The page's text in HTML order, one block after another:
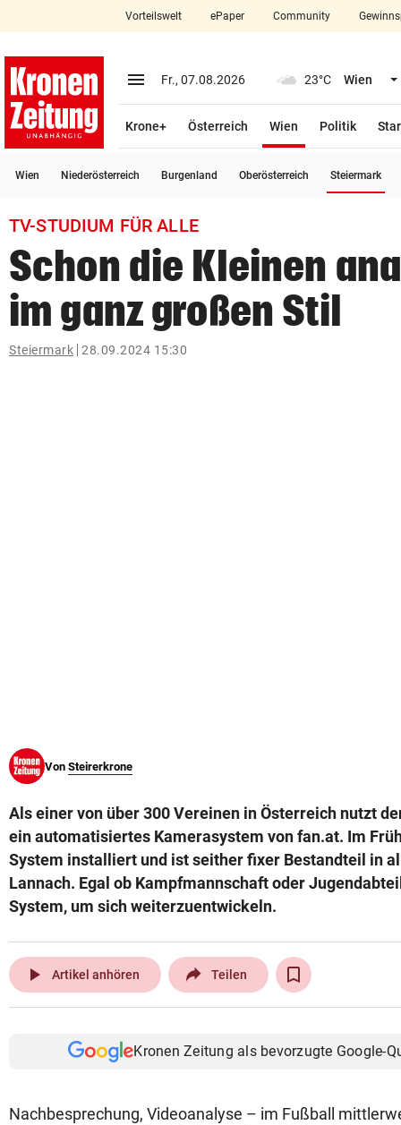
closeSchließen
account_circle Anmelden
arrow_right
Bundesland
search
Suchbegriff
eingeben
Vorteilswelt ePaper Community
menu Menü aufklappen
Fr., 07.08.2026 23°C Wien
Krone+ Österreich Wien
Politik
Wien Niederösterreich Burgenland Oberösterreich Steiermark
TV-STUDIUM FÜR ALLE
Schon die Kleinen
im ganz großen Stil
Steiermark 28.09.2024 15:30
Von Steirerkrone
Als einer von über 300 Vereinen in Österreich nutzt
ein automatisiertes Kamerasystem von fan.at. Im
System installiert und ist seither fixer Bestandteil in
Lannach. Egal ob Kampfmannschaft oder
System, um sich weiterzuentwickeln.
play_arrow Artikel anhören Teilen
Kronen Zeitung als bevorzugte Google-
Nachbesprechung, Videoanalyse – im Fußball